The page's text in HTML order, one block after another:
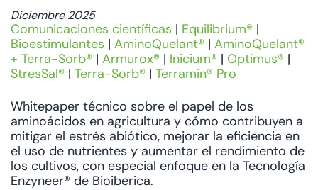
Diciembre 2025
Comunicaciones científicas | Equilibrium® |
Bioestimulantes | AminoQuelant® | AminoQuelant®
+ Terra-Sorb® | Armurox® | Inicium® | Optimus® |
StresSal® | Terra-Sorb® | Terramin® Pro
Whitepaper técnico sobre el papel de los
aminoácidos en agricultura y cómo contribuyen a
mitigar el estrés abiótico, mejorar la eficiencia en
el uso de nutrientes y aumentar el rendimiento de
los cultivos, con especial enfoque en la Tecnología
Enzyneer® de Bioiberica.